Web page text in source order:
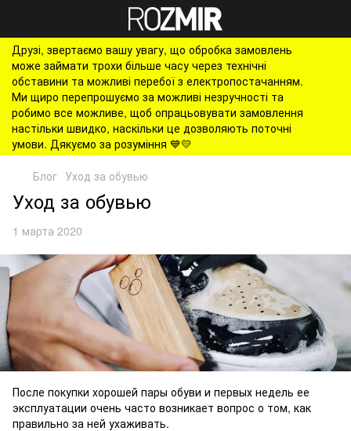
Друзі, звертаємо вашу увагу, що обробка замовлень
може займати трохи більше часу через технічні
обставини та можливі перебої з електропостачанням.
Ми щиро перепрошуємо за можливі незручності та
робимо все можливе, щоб опрацьовувати замовлення
настільки швидко, наскільки це дозволяють поточні
умови. Дякуємо за розуміння 💙💛
Блог Уход за обувью
Уход за обувью
1 марта 2020
После покупки хорошей пары обуви и первых недель ее
эксплуатации очень часто возникает вопрос о том, как
правильно за ней ухаживать.